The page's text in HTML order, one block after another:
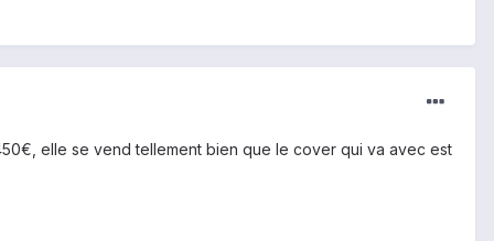
elle se vend tellement bien que le cover qui va avec est